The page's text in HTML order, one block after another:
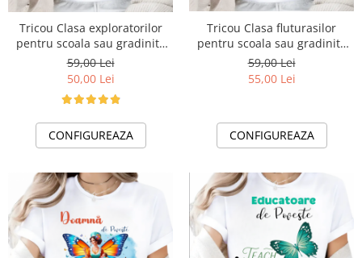
Tricou Clasa exploratorilor
pentru scoala sau gradinita
ABS1068.57
59,00 Lei
50,00 Lei
CONFIGUREAZA
Tricou Clasa fluturasilor
pentru scoala sau gradinita
ABS1068.58
59,00 Lei
55,00 Lei
CONFIGUREAZA